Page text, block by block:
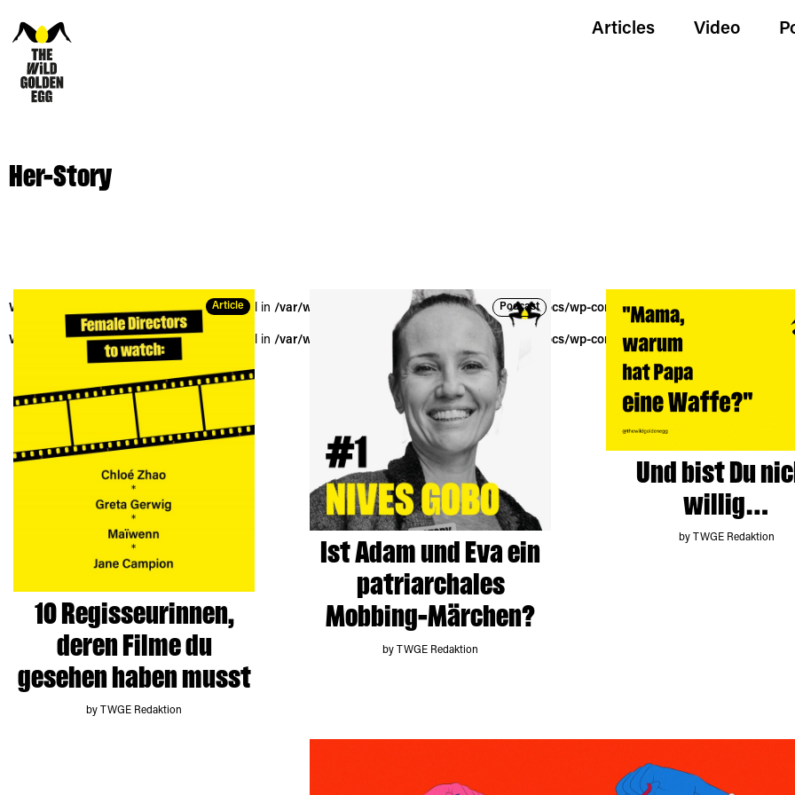
Articles Video
Her-Story
Article
10 Regisseurinnen,
deren Filme du
gesehen haben musst
by TWGE Redaktion
Podcast
Ist Adam und Eva ein
patriarchales
Mobbing-Märchen?
by TWGE Redaktion
Und bist Du
willig…
by TWGE Redaktion
Warning : Trying to access array offset on null in /var/www/vhosts/thewildgoldenegg.com/httpdocs/wp-content/themes/hue/tag.php on
Warning : Trying to access array offset on null in /var/www/vhosts/thewildgoldenegg.com/httpdocs/wp-content/themes/hue/tag.php on